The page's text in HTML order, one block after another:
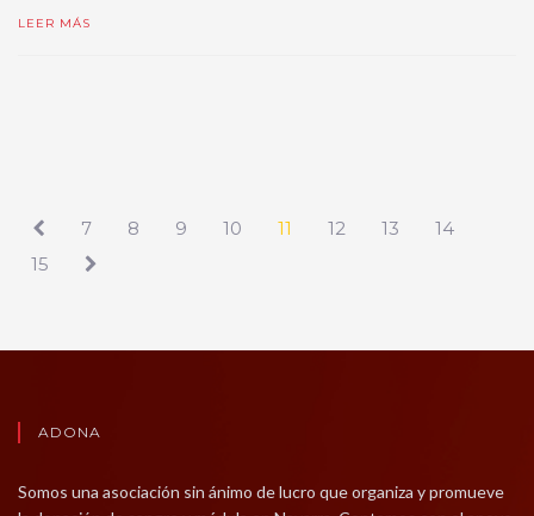
LEER MÁS
7 8 9 10 11 12 13
14
15
ADONA
Somos una asociación sin ánimo de lucro que organiza y promueve